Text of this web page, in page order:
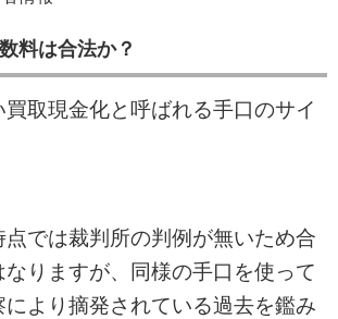
料は合法か？
取現金化と呼ばれる手口のサイ
では裁判所の判例が無いため合
りますが、同様の手口を使って
より摘発されている過去を鑑み